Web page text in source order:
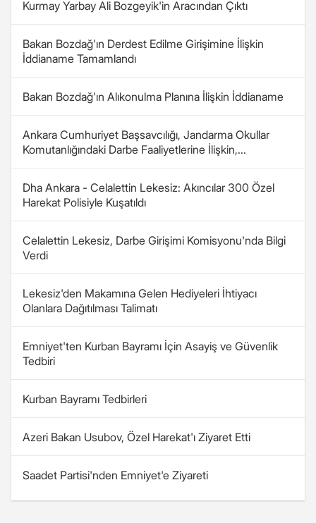
Kurmay Yarbay Ali Bozgeyik'in Aracından Çıktı
Bakan Bozdağ'ın Derdest Edilme Girişimine İlişkin
İddianame Tamamlandı
Bakan Bozdağ'ın Alıkonulma Planına İlişkin İddianame
Ankara Cumhuriyet Başsavcılığı, Jandarma Okullar
Komutanlığındaki Darbe Faaliyetlerine İlişkin,...
Dha Ankara - Celalettin Lekesiz: Akıncılar 300 Özel
Harekat Polisiyle Kuşatıldı
Celalettin Lekesiz, Darbe Girişimi Komisyonu'nda Bilgi
Verdi
Lekesiz'den Makamına Gelen Hediyeleri İhtiyacı
Olanlara Dağıtılması Talimatı
Emniyet'ten Kurban Bayramı İçin Asayiş ve Güvenlik
Tedbiri
Kurban Bayramı Tedbirleri
Azeri Bakan Usubov, Özel Harekat'ı Ziyaret Etti
Saadet Partisi'nden Emniyet'e Ziyareti